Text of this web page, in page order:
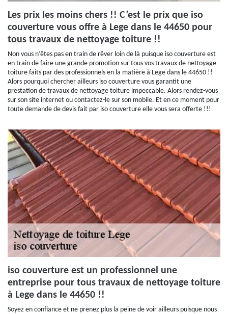
Les prix les moins chers !! C’est le prix que iso
couverture vous offre à Lege dans le 44650 pour
tous travaux de nettoyage toiture !!
Non vous n’êtes pas en train de rêver loin de là puisque iso couverture est
en train de faire une grande promotion sur tous vos travaux de nettoyage
toiture faits par des professionnels en la matière à Lege dans le 44650 !!
Alors pourquoi chercher ailleurs iso couverture vous garantit une
prestation de travaux de nettoyage toiture impeccable. Alors rendez-vous
sur son site internet ou contactez-le sur son mobile. Et en ce moment pour
toute demande de devis fait par iso couverture elle vous sera offerte !!!
iso couverture est un professionnel une
entreprise pour tous travaux de nettoyage toiture
à Lege dans le 44650 !!
Soyez en confiance et ne prenez plus la peine de voir ailleurs puisque nous